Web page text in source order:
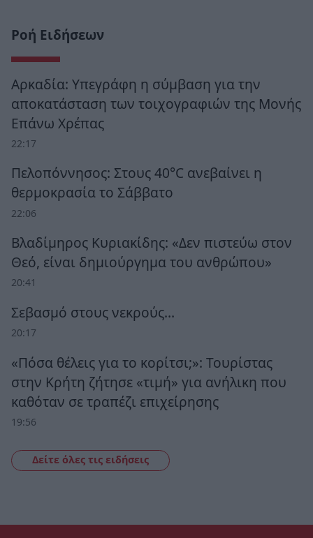
Ροή Ειδήσεων
Αρκαδία: Υπεγράφη η σύμβαση για την
αποκατάσταση των τοιχογραφιών της Μονής
Επάνω Χρέπας
22:17
Πελοπόννησος: Στους 40°C ανεβαίνει η
θερμοκρασία το Σάββατο
22:06
Βλαδίμηρος Κυριακίδης: «Δεν πιστεύω στον
Θεό, είναι δημιούργημα του ανθρώπου»
20:41
Σεβασμό στους νεκρούς…
20:17
«Πόσα θέλεις για το κορίτσι;»: Τουρίστας
στην Κρήτη ζήτησε «τιμή» για ανήλικη που
καθόταν σε τραπέζι επιχείρησης
19:56
Δείτε όλες τις ειδήσεις